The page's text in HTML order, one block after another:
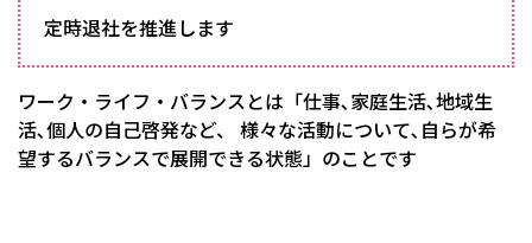
定時退社を推進します
ワーク・ライフ・バランスとは「仕事､家庭生活､地域生
活､個人の自己啓発など、 様々な活動について､自らが希
望するバランスで展開できる状態」のことです